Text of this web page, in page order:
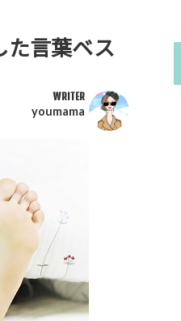
た言葉ベス
WRITER
youmama